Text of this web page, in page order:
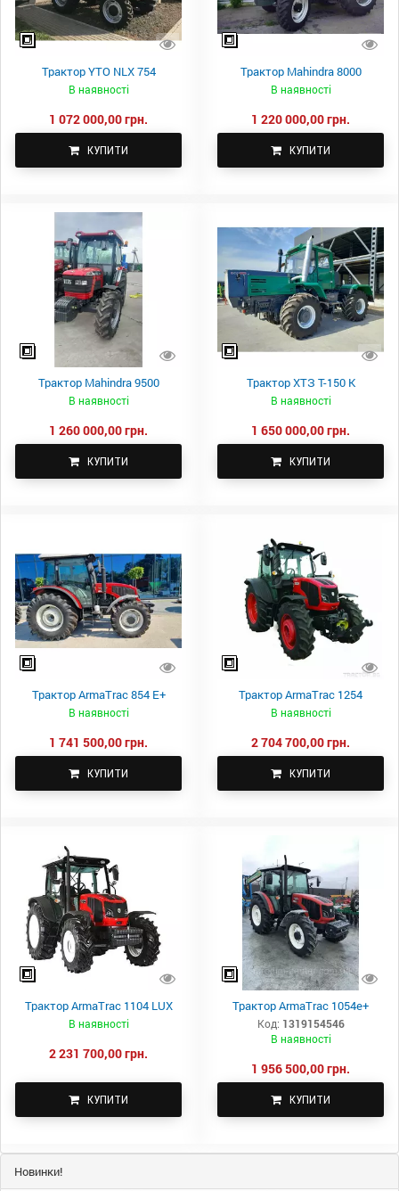
Трактор YTO NLX 754
В наявності
1 072 000,00 грн.
КУПИТИ
Трактор Mahindra 8000
В наявності
1 220 000,00 грн.
КУПИТИ
Трактор Mahindra 9500
В наявності
1 260 000,00 грн.
КУПИТИ
Трактор ХТЗ Т-150 К
В наявності
1 650 000,00 грн.
КУПИТИ
Трактор ArmaTrac 854 Е+
В наявності
1 741 500,00 грн.
КУПИТИ
Трактор ArmaTrac 1254
В наявності
2 704 700,00 грн.
КУПИТИ
Трактор ArmaTrac 1104 LUX
В наявності
2 231 700,00 грн.
КУПИТИ
Трактор ArmaTrac 1054e+
Код: 1319154546
В наявності
1 956 500,00 грн.
КУПИТИ
Новинки!